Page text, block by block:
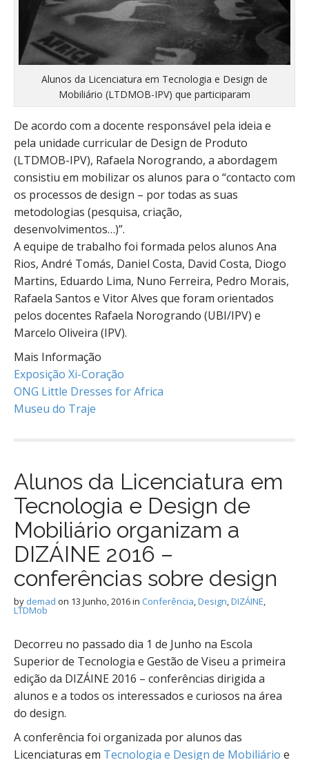
Alunos da Licenciatura em Tecnologia e Design de
Mobiliário (LTDMOB-IPV) que participaram
De acordo com a docente responsável pela ideia e
pela unidade curricular de Design de Produto
(LTDMOB-IPV), Rafaela Norogrando, a abordagem
consistiu em mobilizar os alunos para o “contacto com
os processos de design – por todas as suas
metodologias (pesquisa, criação,
desenvolvimentos…)”.
A equipe de trabalho foi formada pelos alunos Ana
Rios, André Tomás, Daniel Costa, David Costa, Diogo
Martins, Eduardo Lima, Nuno Ferreira, Pedro Morais,
Rafaela Santos e Vitor Alves que foram orientados
pelos docentes Rafaela Norogrando (UBI/IPV) e
Marcelo Oliveira (IPV).
Mais Informação
Exposição Xi-Coração
ONG Little Dresses for Africa
Museu do Traje
Alunos da Licenciatura em
Tecnologia e Design de
Mobiliário organizam a
DIZÁINE 2016 –
conferências sobre design
by demad on 13 Junho, 2016in Conferência,Design,DIZÁINE,
LTDMob
Decorreu no passado dia 1 de Junho na Escola
Superior de Tecnologia e Gestão de Viseu a primeira
edição da DIZÁINE 2016 – conferências dirigida a
alunos e a todos os interessados e curiosos na área
do design.
A conferência foi organizada por alunos das
Licenciaturas em Tecnologia e Design de Mobiliário e